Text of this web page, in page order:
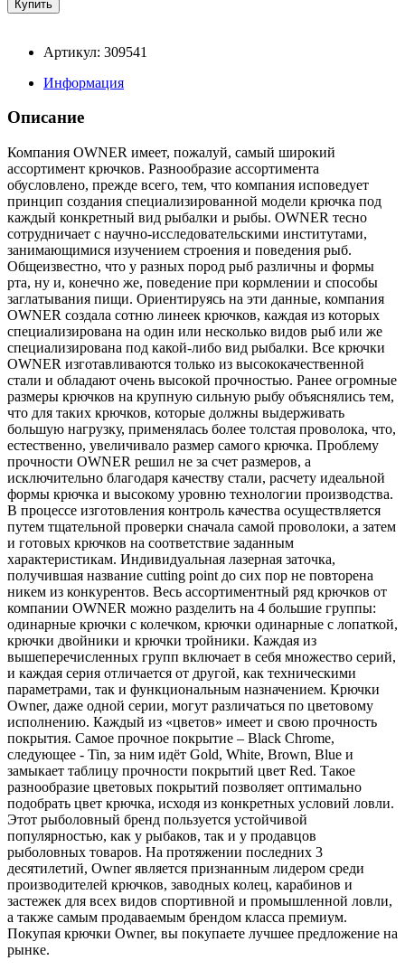
Артикул: 309541
Информация
Описание
Компания OWNER имеет, пожалуй, самый широкий
ассортимент крючков. Разнообразие ассортимента
обусловлено, прежде всего, тем, что компания исповедует
принцип создания специализированной модели крючка под
каждый конкретный вид рыбалки и рыбы. OWNER тесно
сотрудничает с научно-исследовательскими институтами,
занимающимися изучением строения и поведения рыб.
Общеизвестно, что у разных пород рыб различны и формы
рта, ну и, конечно же, поведение при кормлении и способы
заглатывания пищи. Ориентируясь на эти данные, компания
OWNER создала сотню линеек крючков, каждая из которых
специализирована на один или несколько видов рыб или же
специализирована под какой-либо вид рыбалки. Все крючки
OWNER изготавливаются только из высококачественной
стали и обладают очень высокой прочностью. Ранее огромные
размеры крючков на крупную сильную рыбу объяснялись тем,
что для таких крючков, которые должны выдерживать
большую нагрузку, применялась более толстая проволока, что,
естественно, увеличивало размер самого крючка. Проблему
прочности OWNER решил не за счет размеров, а
исключительно благодаря качеству стали, расчету идеальной
формы крючка и высокому уровню технологии производства.
В процессе изготовления контроль качества осуществляется
путем тщательной проверки сначала самой проволоки, а затем
и готовых крючков на соответствие заданным
характеристикам. Индивидуальная лазерная заточка,
получившая название cutting point до сих пор не повторена
никем из конкурентов. Весь ассортиментный ряд крючков от
компании OWNER можно разделить на 4 большие группы:
одинарные крючки с колечком, крючки одинарные с лопаткой,
крючки двойники и крючки тройники. Каждая из
вышеперечисленных групп включает в себя множество серий,
и каждая серия отличается от другой, как техническими
параметрами, так и функциональным назначением. Крючки
Owner, даже одной серии, могут различаться по цветовому
исполнению. Каждый из «цветов» имеет и свою прочность
покрытия. Самое прочное покрытие – Black Chrome,
следующее - Tin, за ним идёт Gold, White, Brown, Blue и
замыкает таблицу прочности покрытий цвет Red. Такое
разнообразие цветовых покрытий позволяет оптимально
подобрать цвет крючка, исходя из конкретных условий ловли.
Этот рыболовный бренд пользуется устойчивой
популярностью, как у рыбаков, так и у продавцов
рыболовных товаров. На протяжении последних 3
десятилетий, Owner является признанным лидером среди
производителей крючков, заводных колец, карабинов и
застежек для всех видов спортивной и промышленной ловли,
а также самым продаваемым брендом класса премиум.
Покупая крючки Owner, вы покупаете лучшее предложение на
рынке.